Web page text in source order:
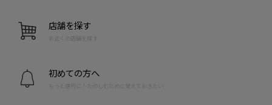
店舗を探す
お近くの店舗を探す
初めての方へ
もっと便利に！たのしむために覚えておきたい